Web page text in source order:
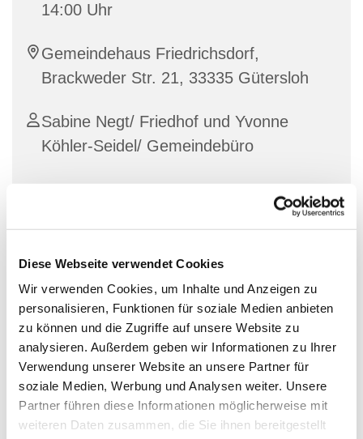
Diese Webseite verwendet Cookies
Wir verwenden Cookies, um Inhalte und Anzeigen zu
personalisieren, Funktionen für soziale Medien anbieten
zu können und die Zugriffe auf unsere Website zu
analysieren. Außerdem geben wir Informationen zu Ihrer
Verwendung unserer Website an unsere Partner für
soziale Medien, Werbung und Analysen weiter. Unsere
Partner führen diese Informationen möglicherweise mit
weiteren Daten zusammen, die Sie ihnen bereitgestellt
14:00 Uhr
Gemeindehaus Friedrichsdorf,
Brackweder Str. 21, 33335 Gütersloh
Sabine Negt/ Friedhof und Yvonne
Köhler-Seidel/ Gemeindebüro
Jeden ersten Donnerstag im Monat steht ihnen die
Verfügung, alle anderen Donnerstage das
Gemeindebüro/ Yvonne Köhler-Seidel. Außer in den
Ferien!